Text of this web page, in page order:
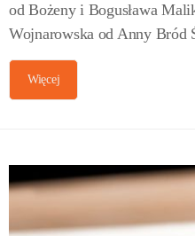
od Bożeny i Bogusława
Wojnarowska od Anny
Więcej